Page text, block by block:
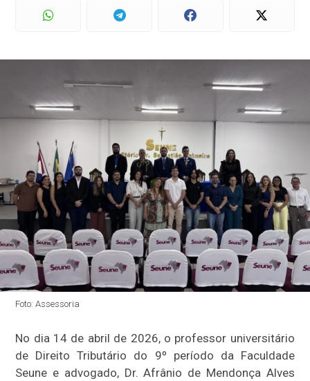
Foto: Assessoria
No dia 14 de abril de 2026, o professor universitário
de Direito Tributário do 9º período da Faculdade
Seune e advogado, Dr. Afrânio de Mendonça Alves